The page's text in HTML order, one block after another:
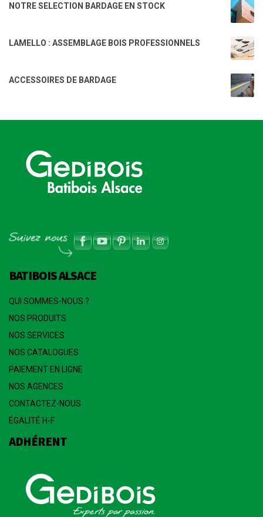
NOTRE SELECTION BARDAGE EN STOCK
LAMELLO : ASSEMBLAGE BOIS PROFESSIONNELS
ACCESSOIRES DE BARDAGE
BATIBOIS ALSACE
QUI SOMMES-NOUS ?
NOS PRODUITS
NOS SERVICES
NOS CATALOGUES
PAIEMENT EN LIGNE
NOS AGENCES
CONTACTEZ-NOUS
ÉGALITÉ H-F
ADHÉRENT